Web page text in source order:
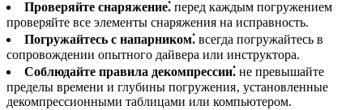
Проверяйте снаряжение⁚ перед каждым погружением
проверяйте все элементы снаряжения на исправность.
Погружайтесь с напарником⁚ всегда погружайтесь в
сопровождении опытного дайвера или инструктора.
Соблюдайте правила декомпрессии⁚ не превышайте
пределы времени и глубины погружения‚ установленные
декомпрессионными таблицами или компьютером.